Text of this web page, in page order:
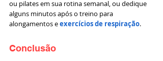
ou pilates em sua rotina semanal, ou dedique
alguns minutos após o treino para
alongamentos e exercícios de respiração.
Conclusão